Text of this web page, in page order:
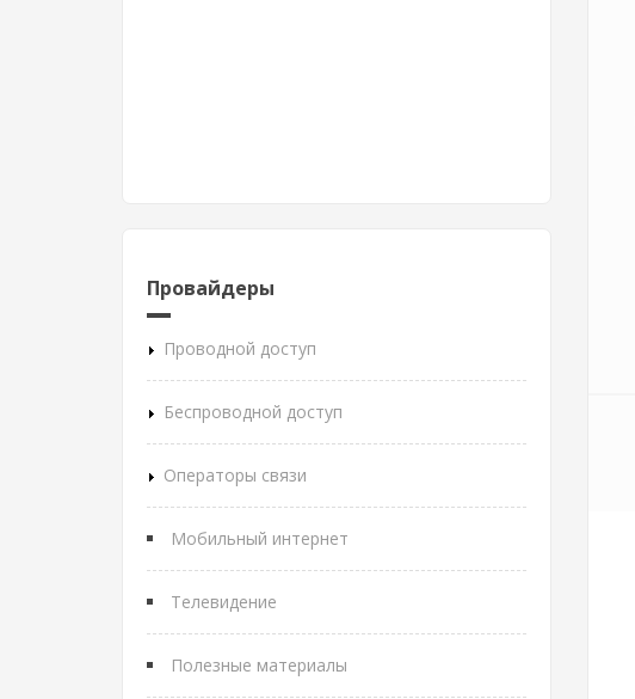
Провайдеры
Проводной доступ
Беспроводной доступ
Операторы связи
Мобильный интернет
Телевидение
Полезные материалы